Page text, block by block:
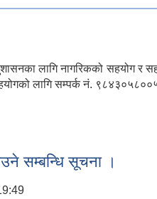
लागि नागरिकको सहयोग र
लागि सम्पर्क नं.
सम्बन्धि सूचना ।